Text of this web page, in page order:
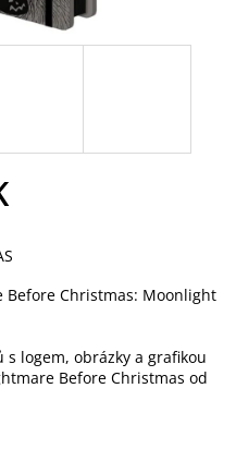
Before Christmas: Moonlight
logem, obrázky a grafikou
Before Christmas od